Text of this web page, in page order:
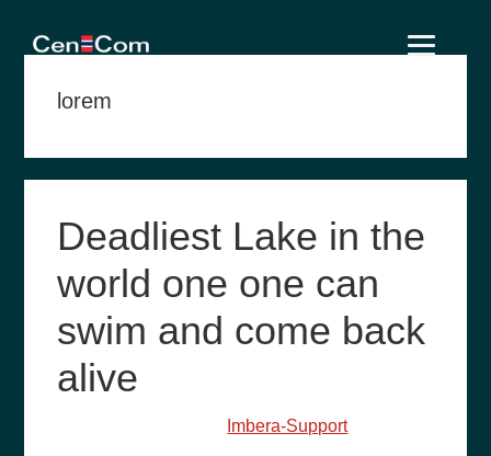
navigation
contentlorem
Deadliest Lake in the
world one one can
swim and come back
alive
Imbera-Support